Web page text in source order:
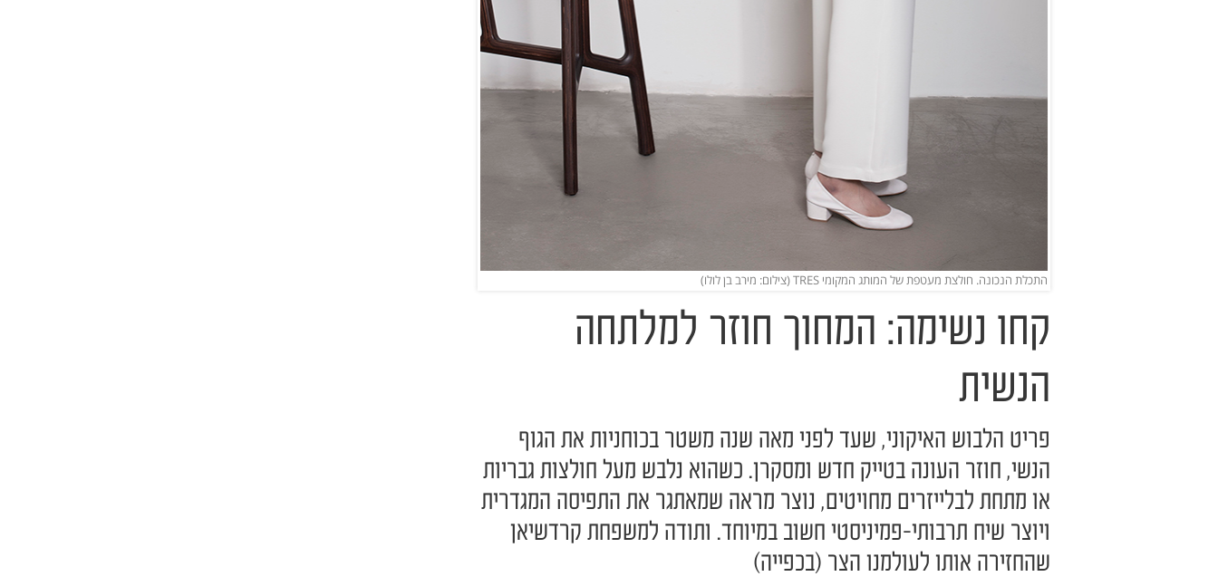
התכלת הנכונה. חולצת מעטפת של המותג המקומי TRES (צילום: מירב בן לולו)
קחו נשימה: המחוך חוזר למלתחה
הנשית
פריט הלבוש האיקוני, שעד לפני מאה שנה משטר בכוחניות את הגוף
הנשי, חוזר העונה בטייק חדש ומסקרן. כשהוא נלבש מעל חולצות גבריות
או מתחת לבלייזרים מחויטים, נוצר מראה שמאתגר את התפיסה המגדרית
ויוצר שיח תרבותי-פמיניסטי חשוב במיוחד. ותודה למשפחת קרדשיאן
שהחזירה אותו לעולמנו הצר (בכפייה)